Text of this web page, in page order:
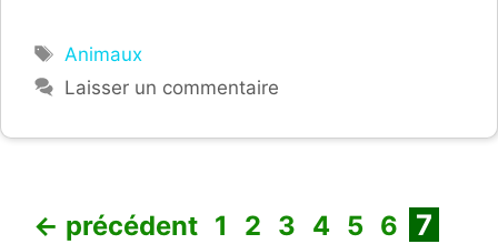
Étiquettes
Animaux
Laisser un commentaire
← précédent Page
1 Page
2 Page
3 Page
4 Page
5 Page
6 Page
7